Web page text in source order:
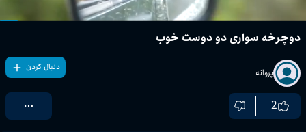
دوچرخه سواری دو دوست خوب
پروانه دنبال کردن
2